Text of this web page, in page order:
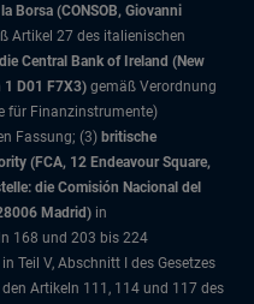
Borsa (CONSOB, Giovanni
Artikel 27 des italienischen
Central Bank of Ireland (New
1 D01 F7X3) gemäß Verordnung
für Finanzinstrumente)
Fassung; (3) britische
(FCA, 12 Endeavour Square,
die Comisión Nacional del
Madrid) in
168 und 203 bis 224
Teil V, Abschnitt I des Gesetzes
Artikeln 111, 114 und 117 des